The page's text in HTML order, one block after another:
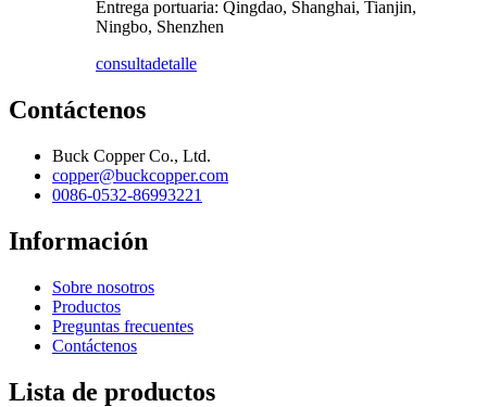
Entrega portuaria: Qingdao, Shanghai, Tianjin,
Ningbo, Shenzhen
consultadetalle
Contáctenos
Buck Copper Co., Ltd.
copper@buckcopper.com
0086-0532-86993221
Información
Sobre nosotros
Productos
Preguntas frecuentes
Contáctenos
Lista de productos